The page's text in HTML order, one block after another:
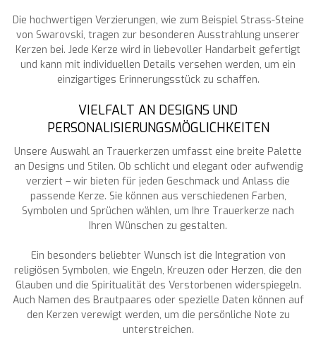
Die hochwertigen Verzierungen, wie zum Beispiel Strass-Steine
von Swarovski, tragen zur besonderen Ausstrahlung unserer
Kerzen bei. Jede Kerze wird in liebevoller Handarbeit gefertigt
und kann mit individuellen Details versehen werden, um ein
einzigartiges Erinnerungsstück zu schaffen.
VIELFALT AN DESIGNS UND
PERSONALISIERUNGSMÖGLICHKEITEN
Unsere Auswahl an Trauerkerzen umfasst eine breite Palette
an Designs und Stilen. Ob schlicht und elegant oder aufwendig
verziert – wir bieten für jeden Geschmack und Anlass die
passende Kerze. Sie können aus verschiedenen Farben,
Symbolen und Sprüchen wählen, um Ihre Trauerkerze nach
Ihren Wünschen zu gestalten.
Ein besonders beliebter Wunsch ist die Integration von
religiösen Symbolen, wie Engeln, Kreuzen oder Herzen, die den
Glauben und die Spiritualität des Verstorbenen widerspiegeln.
Auch Namen des Brautpaares oder spezielle Daten können auf
den Kerzen verewigt werden, um die persönliche Note zu
unterstreichen.